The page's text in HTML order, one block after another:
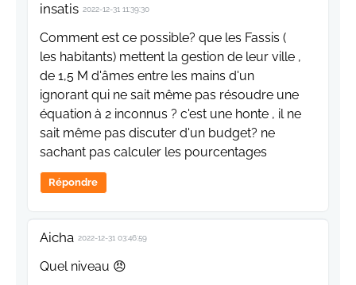
insatis 2022-12-31 11:39:30
Comment est ce possible? que les Fassis (
les habitants) mettent la gestion de leur ville ,
de 1,5 M d'âmes entre les mains d'un
ignorant qui ne sait même pas résoudre une
équation à 2 inconnus ? c'est une honte , il ne
sait même pas discuter d'un budget? ne
sachant pas calculer les pourcentages
Répondre
Aicha 2022-12-31 03:46:59
Quel niveau 😠